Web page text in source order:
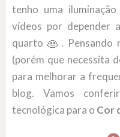
tenho uma
vídeos por depender
quarto
. Pensando
(porém que necessita
para melhorar a
blog. Vamos
tecnológica para o Cor